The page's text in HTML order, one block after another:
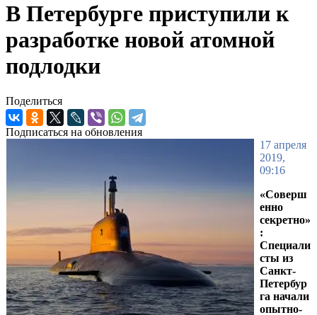
В Петербурге приступили к
разработке новой атомной
подлодки
Поделиться
Подписаться на обновления
17 апреля
2019,
09:16
«Соверш
енно
секретно»
:
Специали
сты из
Санкт-
Петербур
га начали
опытно-